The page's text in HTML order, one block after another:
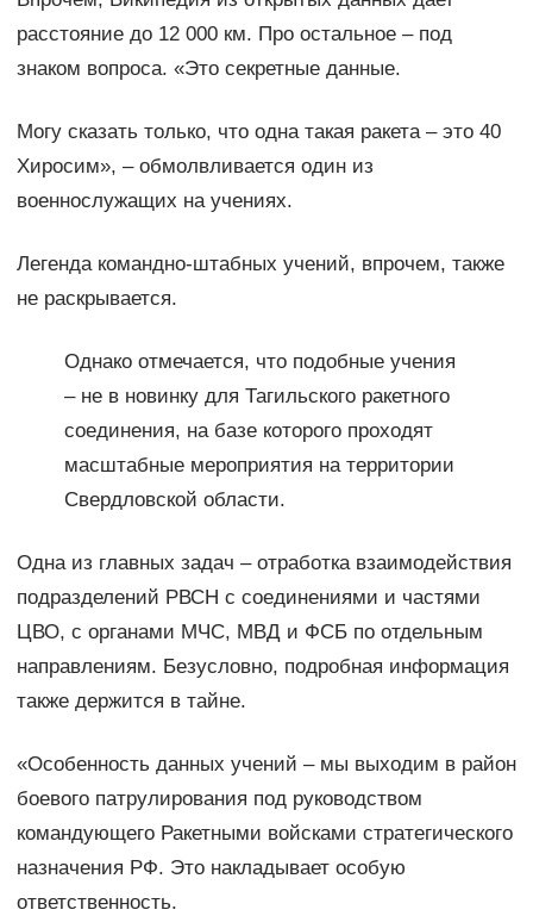
расстояние до 12 000 км. Про остальное – под
знаком вопроса. «Это секретные данные.
Могу сказать только, что одна такая ракета – это 40
Хиросим», – обмолвливается один из
военнослужащих на учениях.
Легенда командно-штабных учений, впрочем, также
не раскрывается.
Однако отмечается, что подобные учения
– не в новинку для Тагильского ракетного
соединения, на базе которого проходят
масштабные мероприятия на территории
Свердловской области.
Одна из главных задач – отработка взаимодействия
подразделений РВСН с соединениями и частями
ЦВО, с органами МЧС, МВД и ФСБ по отдельным
направлениям. Безусловно, подробная информация
также держится в тайне.
«Особенность данных учений – мы выходим в район
боевого патрулирования под руководством
командующего Ракетными войсками стратегического
назначения РФ. Это накладывает особую
ответственность.